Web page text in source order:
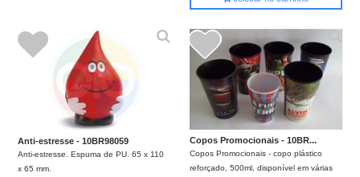
Anti-estresse - 10BR98059
Anti-estresse. Espuma de PU. 65 x 110
x 65 mm.
Copos Promocionais - 10BR...
Copos Promocionais - copo plástico
reforçado, 500ml, disponível em várias